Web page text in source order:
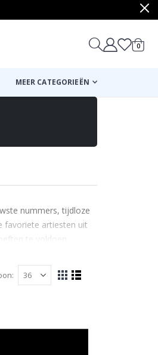
0
MEER CATEGORIEËN
nummers, tijdloze
favoriete artiesten uit
te voldoen.
Tonen
Foto-Lijst